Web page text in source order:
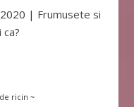
| Frumusete si
ca?
ricin ~